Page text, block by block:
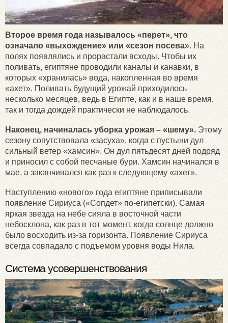
Второе время года называлось «перет», что
означало «выхождение» или «сезон посева». На
полях появлялись и прорастали всходы. Чтобы их
поливать, египтяне проводили каналы и канавки, в
которых «хранилась» вода, накопленная во время
«ахет». Поливать будущий урожай приходилось
несколько месяцев, ведь в Египте, как и в наше время,
так и тогда дождей практически не наблюдалось.
Наконец, начиналась уборка урожая – «шему». Этому
сезону сопутствовала «засуха», когда с пустыни дул
сильный ветер «хамсин». Он дул пятьдесят дней подряд
и приносил с собой песчаные бури. Хамсин начинался в
мае, а заканчивался как раз к следующему «ахет».
Наступлению «нового» года египтяне приписывали
появление Сириуса («Сопдет» по-египетски). Самая
яркая звезда на небе сияла в восточной части
небосклона, как раз в тот момент, когда солнце должно
было восходить из-за горизонта. Появление Сириуса
всегда совпадало с подъемом уровня воды Нила.
Система усовершенствования